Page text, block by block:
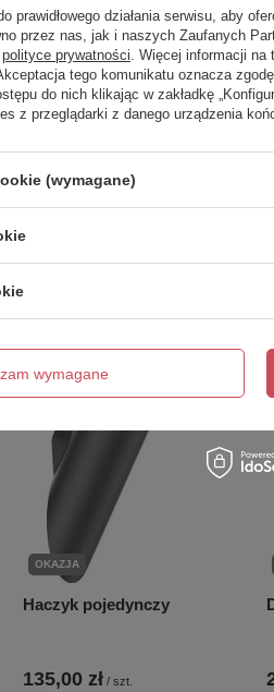
Symbol
Seria
OKAZJA
Haczyk pojedynczy
135,00 zł / szt.
prawidłowego działania serwisu, aby
przez nas, jak i naszych Zaufanych
polityce prywatności. Więcej informacji na
tego komunikatu oznacza
do nich klikając w zakładkę
z przeglądarki z danego urządzenia
(wymagane)
wymagane